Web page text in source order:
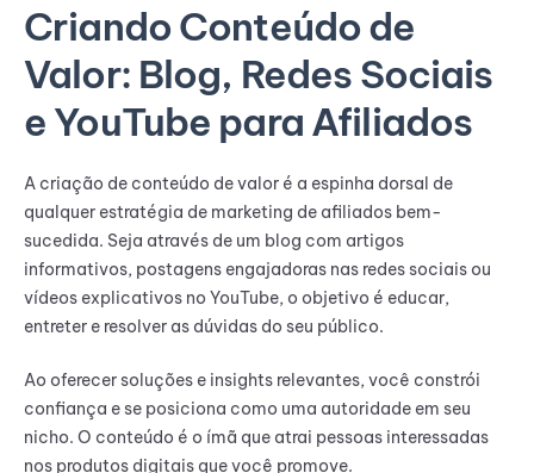
Criando Conteúdo de
Valor: Blog, Redes Sociais
e YouTube para Afiliados
A criação de conteúdo de valor é a espinha dorsal de
qualquer estratégia de marketing de afiliados bem-
sucedida. Seja através de um blog com artigos
informativos, postagens engajadoras nas redes sociais ou
vídeos explicativos no YouTube, o objetivo é educar,
entreter e resolver as dúvidas do seu público.
Ao oferecer soluções e insights relevantes, você constrói
confiança e se posiciona como uma autoridade em seu
nicho. O conteúdo é o ímã que atrai pessoas interessadas
nos produtos digitais que você promove.